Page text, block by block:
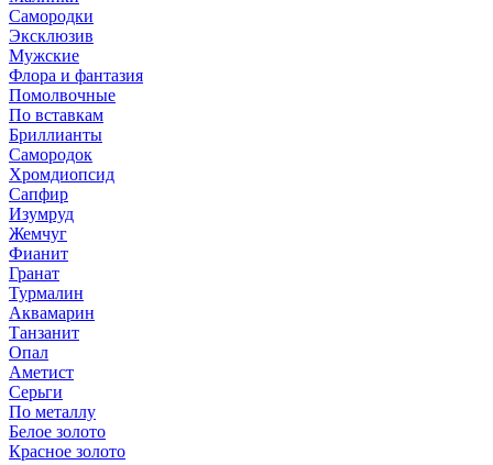
Самородки
Эксклюзив
Мужские
Флора и фантазия
Помолвочные
По вставкам
Бриллианты
Самородок
Хромдиопсид
Сапфир
Изумруд
Жемчуг
Фианит
Гранат
Турмалин
Аквамарин
Танзанит
Опал
Аметист
Серьги
По металлу
Белое золото
Красное золото